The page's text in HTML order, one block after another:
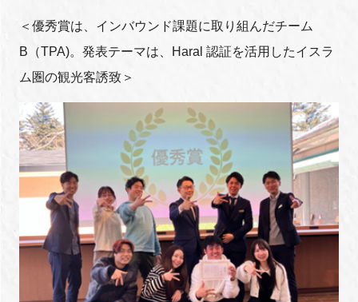
＜優秀賞は、インバウンド課題に取り組んだチーム
B（TPA)。発表テーマは、Haral 認証を活用したイスラ
ム圏の観光客誘致＞